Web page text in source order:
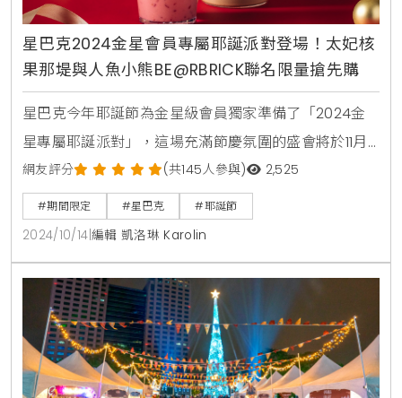
星巴克2024金星會員專屬耶誕派對登場！太妃核
果那堤與人魚小熊BE@RBRICK聯名限量搶先購
星巴克今年耶誕節為金星級會員獨家準備了「2024金
星專屬耶誕派對」，這場充滿節慶氛圍的盛會將於11月1
日在全台40家指定門市同步舉行。當天，除了太妃核果
風味那堤等經典季節飲品回歸外，還將推出專為派對打
造的限定飲料「西印度櫻桃榛果風味巧克力咖啡」，為
會員朋友帶來前所未有的多層次風味體驗。除了飲品，
這次的耶誕派對還將提前曝光多款星巴克耶誕新品，從
經典的紅杯馬克杯到琳瑯滿目的耶誕主題商品，讓會員
們搶先一
網友評分 (共145人參與) 2,525
#期間限定 #星巴克 #耶誕節
2024/10/14 編輯 凱洛琳 Karolin